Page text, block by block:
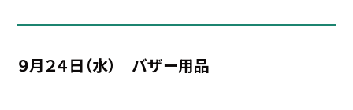
９月２４日（水） バザー用品